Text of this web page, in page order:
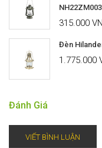
NH22ZM003
315.000
Đèn
1.775.000
Đánh Giá
VIẾT BÌNH LUẬN